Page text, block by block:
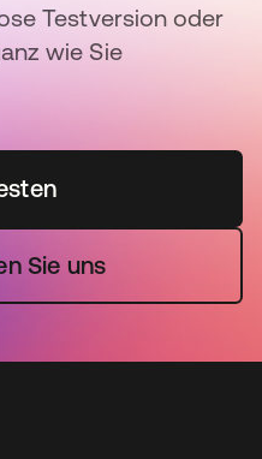
Testversion oder
wie Sie
Sie uns